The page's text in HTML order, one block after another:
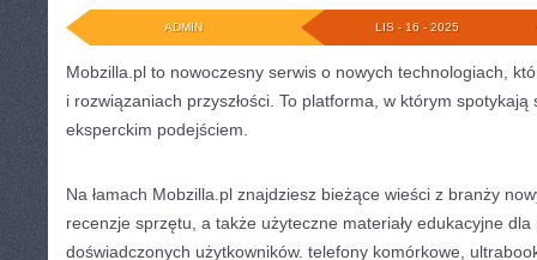
LIS - 16 - 2025
ADMIN
Mobzilla.pl to nowoczesny serwis o nowych technologiach,
i rozwiązaniach przyszłości. To platforma, w którym spotykają
eksperckim podejściem.
Na łamach Mobzilla.pl znajdziesz bieżące wieści z branży
recenzje sprzętu, a także użyteczne materiały edukacyjne
doświadczonych użytkowników. telefony komórkowe,